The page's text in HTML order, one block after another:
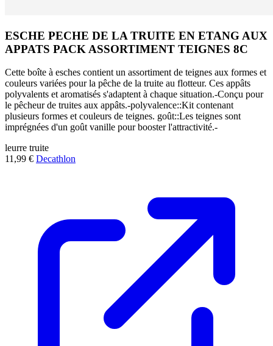
ESCHE PECHE DE LA TRUITE EN ETANG AUX
APPATS PACK ASSORTIMENT TEIGNES 8C
Cette boîte à esches contient un assortiment de teignes aux formes et
couleurs variées pour la pêche de la truite au flotteur. Ces appâts
polyvalents et aromatisés s'adaptent à chaque situation.-Conçu pour
le pêcheur de truites aux appâts.-polyvalence::Kit contenant
plusieurs formes et couleurs de teignes. goût::Les teignes sont
imprégnées d'un goût vanille pour booster l'attractivité.-
leurre truite
11,99 € Decathlon